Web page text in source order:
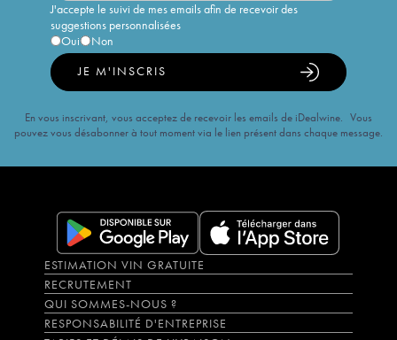
J'accepte le suivi de mes emails afin de recevoir des
suggestions personnalisées
Oui
Non
JE M'INSCRIS
En vous inscrivant, vous acceptez de recevoir les emails de iDealwine. Vous
pouvez vous désabonner à tout moment via le lien présent dans chaque message.
ESTIMATION VIN GRATUITE
RECRUTEMENT
QUI SOMMES-NOUS ?
RESPONSABILITÉ D'ENTREPRISE